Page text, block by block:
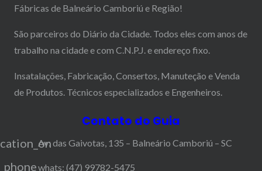
Fábricas de Balneário Camboriú e Região!
São parceiros do Diário da Cidade. Todos eles com anos de
trabalho na cidade e com C.N.P.J. e endereço fixo.
Insatalações, Fabricação, Consertos, Manuteção e Venda
de Produtos. Técnicos especializados e Engenheiros.
Contato do Guia
Av: das Gaivotas, 135 – Balneário Camboriú – SC
phonewhats: (47) 99782-5475